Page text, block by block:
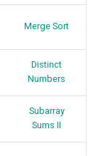
Merge Sort
Distinct
Numbers
Subarray
Sums II